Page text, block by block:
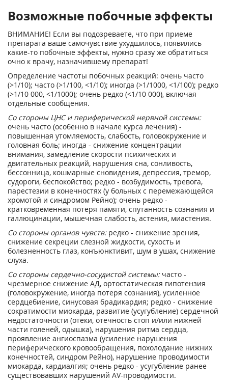
Возможные побочные эффекты
ВНИМАНИЕ! Если вы подозреваете, что при приеме
препарата ваше самочувствие ухудшилось, появились
какие-то побочные эффекты, нужно сразу же обратиться
очно к врачу, назначившему препарат!
Определение частоты побочных реакций: очень часто
(>1/10); часто (>1/100, <1/10); иногда (>1/1000, <1/100); редко
(>1/10 000, <1/1000); очень редко (<1/10 000), включая
отдельные сообщения.
Со стороны ЦНС и периферической нервной системы:
очень часто (особенно в начале курса лечения) -
повышенная утомляемость, слабость, головокружение и
головная боль; иногда - снижение концентрации
внимания, замедление скорости психических и
двигательных реакций, нарушения сна, сонливость,
бессонница, кошмарные сновидения, депрессия, тремор,
судороги, беспокойство; редко - возбудимость, тревога,
парестезии в конечностях (у больных с перемежающейся
хромотой и синдромом Рейно); очень редко -
кратковременная потеря памяти, спутанность сознания и
галлюцинации, мышечная слабость, астения, миастения.
Со стороны органов чувств: редко - снижение зрения,
снижение секреции слезной жидкости, сухость и
болезненность глаз, конъюнктивит, шум в ушах, снижение
слуха.
Со стороны сердечно-сосудистой системы: часто -
чрезмерное снижение АД, ортостатическая гипотензия
(головокружение, иногда потеря сознания), усиленное
сердцебиение, синусовая брадикардия; редко - снижение
сократимости миокарда, развитие (усугубление) сердечной
недостаточности (отеки, отечность стоп и/или нижней
части голеней, одышка), нарушения ритма сердца,
проявление ангиоспазма (усиление нарушения
периферического кровообращения, похолодание нижних
конечностей, синдром Рейно), нарушение проводимости
миокарда, кардиалгия; очень редко - усугубление ранее
существовавших нарушений AV-проводимости.